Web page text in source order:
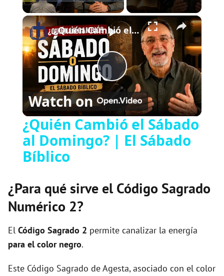
Play Unmute ×
P
i
¿Quién Cambió el Sábado al Domingo? | El Sábado Bíblico
Watch on
¿Quién Cambió el Sábado
al Domingo? | El Sábado
Bíblico
¿Para qué sirve el Código Sagrado
Numérico 2?
El Código Sagrado 2 permite canalizar la energía
para el color negro.
Este Código Sagrado de Agesta, asociado con el color